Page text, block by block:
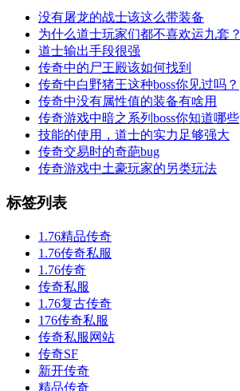
没有屠龙的战士该这么带装备
为什么道士玩家们都不喜欢运九套？
道士输出手段很强
传奇中的尸王殿该如何找到
传奇中白野猪王这种boss你见过吗？
传奇中没有属性值的装备有啥用
传奇游戏中暗之系列boss你知道哪些
技能的使用，道士的实力足够强大
传奇交易时的奇葩bug
传奇游戏中土豪玩家的另类玩法
标签列表
1.76精品传奇
1.76传奇私服
1.76传奇
传奇私服
1.76复古传奇
176传奇私服
传奇私服网站
传奇SF
新开传奇
精品传奇